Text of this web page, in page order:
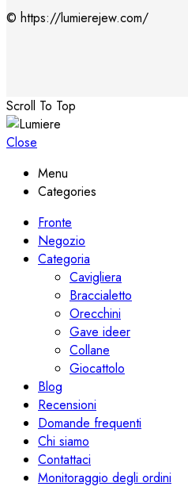
© https://lumierejew.com/
Scroll To Top
Close
Menu
Categories
Fronte
Negozio
Categoria
Cavigliera
Braccialetto
Orecchini
Gave ideer
Collane
Giocattolo
Blog
Recensioni
Domande frequenti
Chi siamo
Contattaci
Monitoraggio degli ordini